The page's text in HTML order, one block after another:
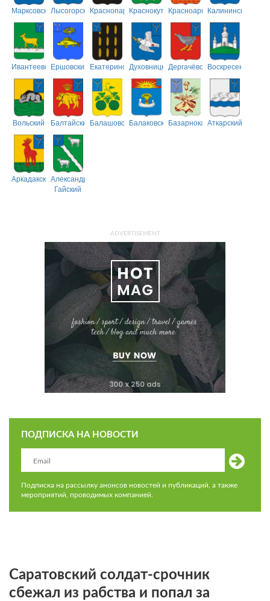
МарксовскийЛысогорскийКраснопартизанский
КраснокутскийКрасноармейский
Калининский
ИвантеевскийЕршовский ЕкатериновскийДуховницкийДергачёвскийВоскресенский
Вольский БалтайскийБалашовскийБалаковскийБазарнокарабулакский
Аткарский
АркадакскийАлександрово-
Гайский
ADVERTISEMENT
ПОДПИСКА НА НОВОСТИ
Подписка на рассылку анонсов новостей и публикаций, а также
мероприятий, проводимых компанией.
Саратовский солдат-срочник
сбежал из рабства и попал за